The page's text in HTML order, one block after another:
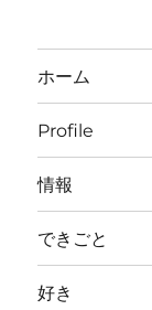
ホーム
Profile
情報
できごと
好き